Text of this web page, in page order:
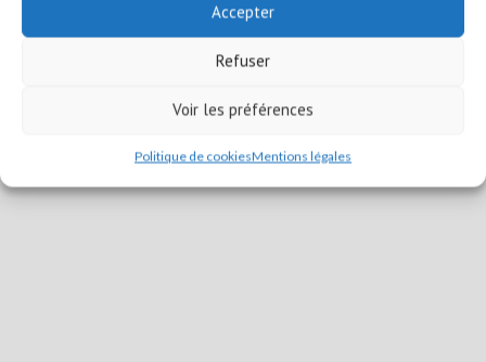
Accepter
Refuser
Voir les préférences
Politique de cookiesMentions légales